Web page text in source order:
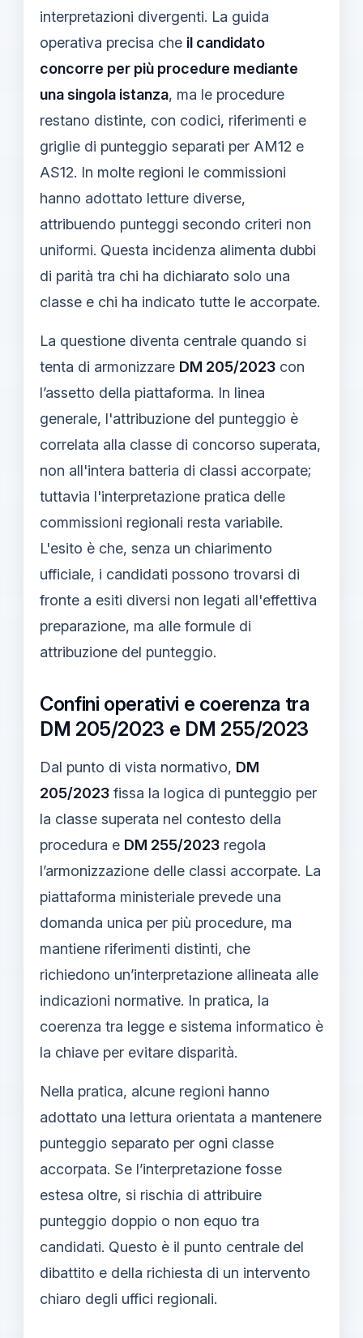
interpretazioni divergenti. La guida
operativa precisa che il candidato
concorre per più procedure mediante
una singola istanza, ma le procedure
restano distinte, con codici, riferimenti e
griglie di punteggio separati per AM12 e
AS12. In molte regioni le commissioni
hanno adottato letture diverse,
attribuendo punteggi secondo criteri non
uniformi. Questa incidenza alimenta dubbi
di parità tra chi ha dichiarato solo una
classe e chi ha indicato tutte le accorpate.
La questione diventa centrale quando si
tenta di armonizzare DM 205/2023 con
l’assetto della piattaforma. In linea
generale, l'attribuzione del punteggio è
correlata alla classe di concorso superata,
non all'intera batteria di classi accorpate;
tuttavia l'interpretazione pratica delle
commissioni regionali resta variabile.
L'esito è che, senza un chiarimento
ufficiale, i candidati possono trovarsi di
fronte a esiti diversi non legati all'effettiva
preparazione, ma alle formule di
attribuzione del punteggio.
Confini operativi e coerenza tra
DM 205/2023 e DM 255/2023
Dal punto di vista normativo, DM
205/2023 fissa la logica di punteggio per
la classe superata nel contesto della
procedura e DM 255/2023 regola
l’armonizzazione delle classi accorpate. La
piattaforma ministeriale prevede una
domanda unica per più procedure, ma
mantiene riferimenti distinti, che
richiedono un’interpretazione allineata alle
indicazioni normative. In pratica, la
coerenza tra legge e sistema informatico è
la chiave per evitare disparità.
Nella pratica, alcune regioni hanno
adottato una lettura orientata a mantenere
punteggio separato per ogni classe
accorpata. Se l’interpretazione fosse
estesa oltre, si rischia di attribuire
punteggio doppio o non equo tra
candidati. Questo è il punto centrale del
dibattito e della richiesta di un intervento
chiaro degli uffici regionali.